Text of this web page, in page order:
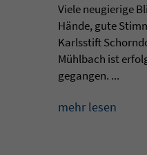
Viele neugierige
Hände, gute
Karlsstift
Mühlbach ist
gegangen. ...
mehr lesen